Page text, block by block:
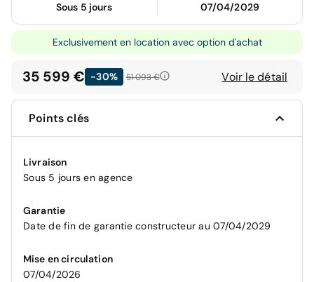
Sous 5 jours 07/04/2029
Exclusivement en location avec option d'achat
35 599 € -30% 51 093 € Voir le détail
Points clés
Livraison
Sous 5 jours en agence
Garantie
Date de fin de garantie constructeur au 07/04/2029
Mise en circulation
07/04/2026